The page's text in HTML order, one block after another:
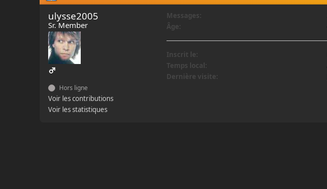
ulysse2005
Sr. Member
Hors ligne
Voir les contributions
Voir les statistiques
Messages:
Âge:
Inscrit le:
Temps local:
Dernière visite: